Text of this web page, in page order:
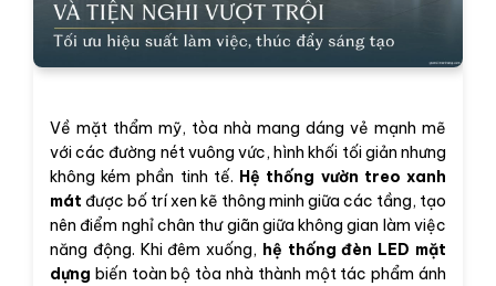
Về mặt thẩm mỹ, tòa nhà mang dáng vẻ mạnh mẽ
với các đường nét vuông vức, hình khối tối giản nhưng
không kém phần tinh tế. Hệ thống vườn treo xanh
mát được bố trí xen kẽ thông minh giữa các tầng, tạo
nên điểm nghỉ chân thư giãn giữa không gian làm việc
năng động. Khi đêm xuống, hệ thống đèn LED mặt
dựng biến toàn bộ tòa nhà thành một tác phẩm ánh